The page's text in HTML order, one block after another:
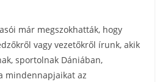
már megszokhatták, hogy
vagy vezetőkről írunk, akik
sportolnak Dániában,
mindennapjaikat az